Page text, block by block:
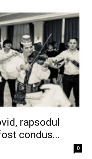
rapsodul
condus...
0